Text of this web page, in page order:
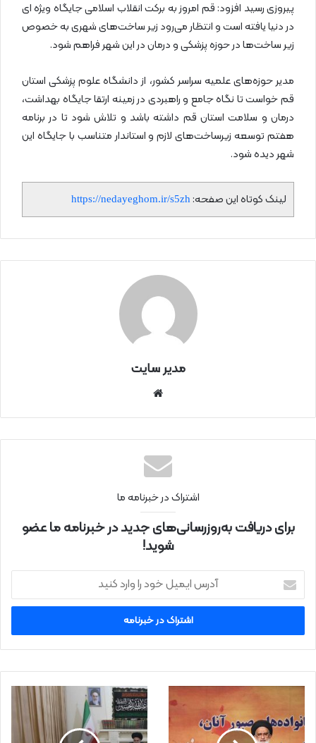
پیروزی رسید افزود: قم امروز به برکت انقلاب اسلامی جایگاه ویژه ای
در دنیا یافته است و انتظار می‌رود زیر ساخت‌های شهری به خصوص
زیر ساخت‌ها در حوزه پزشکی و درمان در این شهر فراهم شود.
مدیر حوزه‌های علمیه سراسر کشور، از دانشگاه علوم پزشکی استان
قم خواست تا نگاه جامع و راهبردی در زمینه ارتقا جایگاه بهداشت،
درمان و سلامت استان قم داشته باشد و تلاش شود تا در برنامه
هفتم توسعه زیرساخت‌های لازم و استاندار متناسب با جایگاه این
شهر دیده شود.
لینک کوتاه این صفحه: https://nedayeghom.ir/s5zh
مدیر سایت
نتی
اشتراک در خبرنامه ما
برای دریافت به‌روزرسانی‌های جدید در خبرنامه ما عضو
شوید!
ر
ا
ی
خ
و